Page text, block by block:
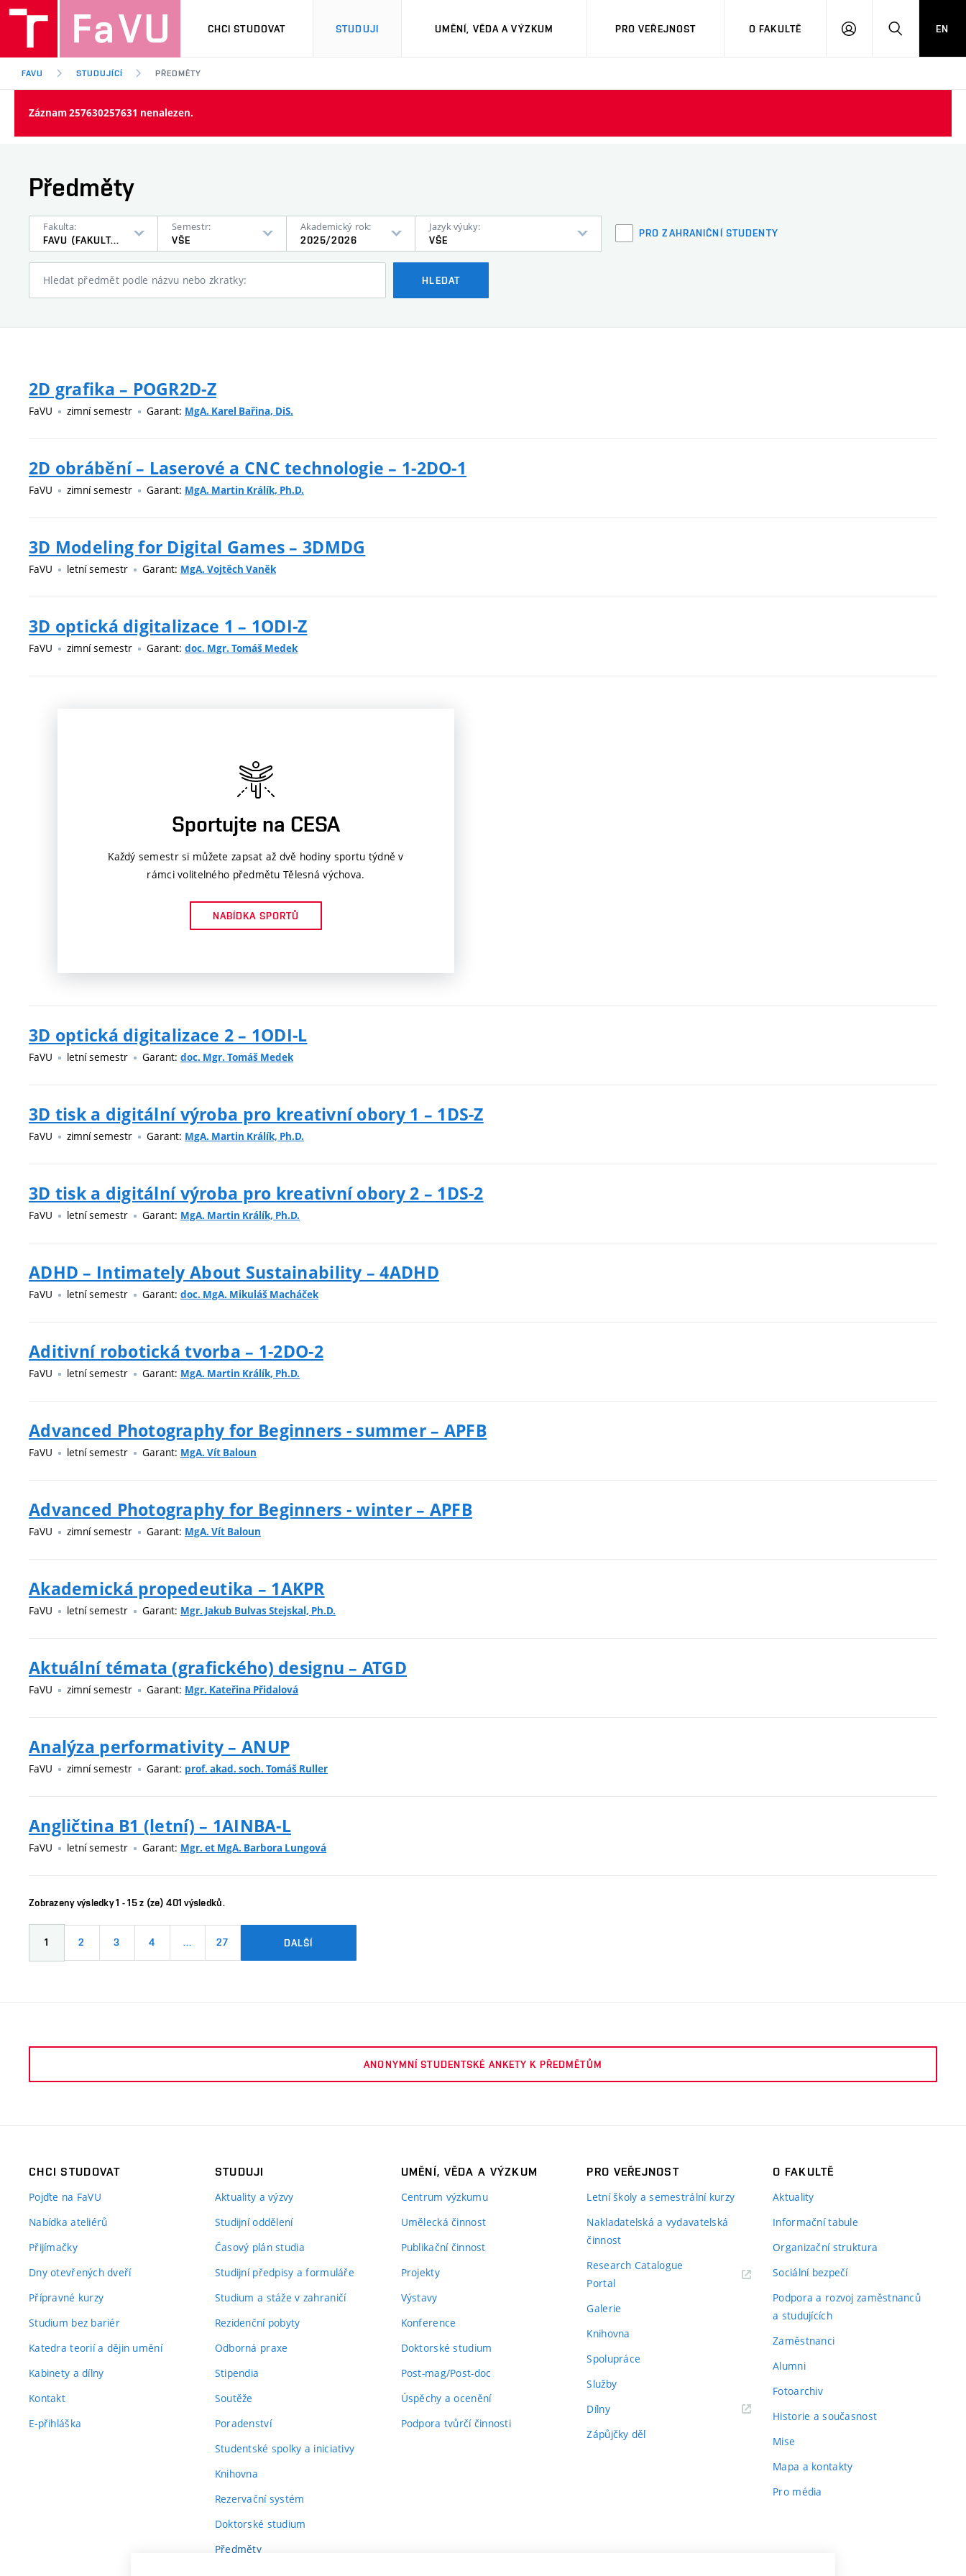
CHCI STUDOVAT STUDUJI UMĚNÍ, VĚDA A VÝZKUM PRO VEŘEJNOST O FAKULTĚ
PŘIHLÁSITHLEDAT
EN
FAVU STUDUJÍCÍ PŘEDMĚTY
Záznam 257630257631 nenalezen.
Předměty
Fakulta:
FAVU (FAKULTA VÝTVARNÝCH UMĚNÍ)
Semestr:
VŠE
Akademický rok:
2025/2026
Jazyk výuky:
VŠE
PRO ZAHRANIČNÍ STUDENTY
Hledat předmět podle názvu nebo zkratky: HLEDAT
2D grafika – POGR2D-Z
FaVU zimní semestr Garant: MgA. Karel Bařina, DiS.
2D obrábění – Laserové a CNC technologie – 1-2DO-1
FaVU zimní semestr Garant: MgA. Martin Králík, Ph.D.
3D Modeling for Digital Games – 3DMDG
FaVU letní semestr Garant: MgA. Vojtěch Vaněk
3D optická digitalizace 1 – 1ODI-Z
FaVU zimní semestr Garant: doc. Mgr. Tomáš Medek
Sportujte na CESA
Každý semestr si můžete zapsat až dvě hodiny sportu týdně v
rámci volitelného předmětu Tělesná výchova.
NABÍDKA SPORTŮ
3D optická digitalizace 2 – 1ODI-L
FaVU letní semestr Garant: doc. Mgr. Tomáš Medek
3D tisk a digitální výroba pro kreativní obory 1 – 1DS-Z
FaVU zimní semestr Garant: MgA. Martin Králík, Ph.D.
3D tisk a digitální výroba pro kreativní obory 2 – 1DS-2
FaVU letní semestr Garant: MgA. Martin Králík, Ph.D.
ADHD – Intimately About Sustainability – 4ADHD
FaVU letní semestr Garant: doc. MgA. Mikuláš Macháček
Aditivní robotická tvorba – 1-2DO-2
FaVU letní semestr Garant: MgA. Martin Králík, Ph.D.
Advanced Photography for Beginners - summer – APFB
FaVU letní semestr Garant: MgA. Vít Baloun
Advanced Photography for Beginners - winter – APFB
FaVU zimní semestr Garant: MgA. Vít Baloun
Akademická propedeutika – 1AKPR
FaVU letní semestr Garant: Mgr. Jakub Bulvas Stejskal, Ph.D.
Aktuální témata (grafického) designu – ATGD
FaVU zimní semestr Garant: Mgr. Kateřina Přidalová
Analýza performativity – ANUP
FaVU zimní semestr Garant: prof. akad. soch. Tomáš Ruller
Angličtina B1 (letní) – 1AINBA-L
FaVU letní semestr Garant: Mgr. et MgA. Barbora Lungová
Zobrazeny výsledky 1 - 15 z (ze) 401 výsledků.
1 2 3 4 … 27 DALŠÍ
ANONYMNÍ STUDENTSKÉ ANKETY K PŘEDMĚTŮM
CHCI STUDOVAT
Pojďte na FaVU
Nabídka ateliérů
Přijímačky
Dny otevřených dveří
Přípravné kurzy
Studium bez bariér
Katedra teorií a dějin umění
Kabinety a dílny
Kontakt
E-přihláška
STUDUJI
Aktuality a výzvy
Studijní oddělení
Časový plán studia
Studijní předpisy a formuláře
Studium a stáže v zahraničí
Rezidenční pobyty
Odborná praxe
Stipendia
Soutěže
Poradenství
Studentské spolky a iniciativy
Knihovna
Rezervační systém
Doktorské studium
Předměty
UMĚNÍ, VĚDA A VÝZKUM
Centrum výzkumu
Umělecká činnost
Publikační činnost
Projekty
Výstavy
Konference
Doktorské studium
Post-mag/Post-doc
Úspěchy a ocenění
Podpora tvůrčí činnosti
PRO VEŘEJNOST
Letní školy a semestrální kurzy
Nakladatelská a vydavatelská
činnost
Research Catalogue
Portal
Galerie
Knihovna
Spolupráce
Služby
Dílny
Zápůjčky děl
O FAKULTĚ
Aktuality
Informační tabule
Organizační struktura
Sociální bezpečí
Podpora a rozvoj zaměstnanců
a studujících
Zaměstnanci
Alumni
Fotoarchiv
Historie a současnost
Mise
Mapa a kontakty
Pro média